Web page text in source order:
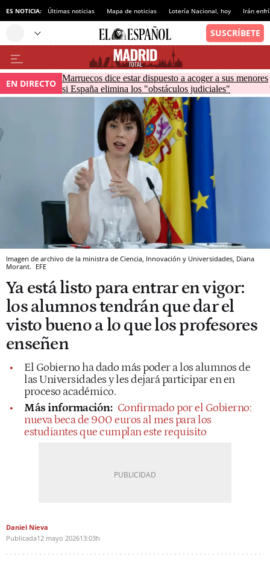
ES NOTICIA: Últimas noticias Mapa de noticias Lotería Nacional, hoy Irán
EN DIRECTO Marruecos dice estar dispuesto a acoger a sus menores
si España elimina los "obstáculos judiciales"
Imagen de archivo de la ministra de Ciencia, Innovación y Universidades, Diana
Morant. EFE
Ya está listo para entrar en vigor:
los alumnos tendrán que dar el
visto bueno a lo que los profesores
enseñen
El Gobierno ha dado más poder a los alumnos de
las Universidades y les dejará participar en en
proceso académico.
Más información: Confirmado por el Gobierno:
nueva beca de 900 euros al mes para los
estudiantes que cumplan este requisito
Daniel Nieva
Publicada12 mayo 202613:03h